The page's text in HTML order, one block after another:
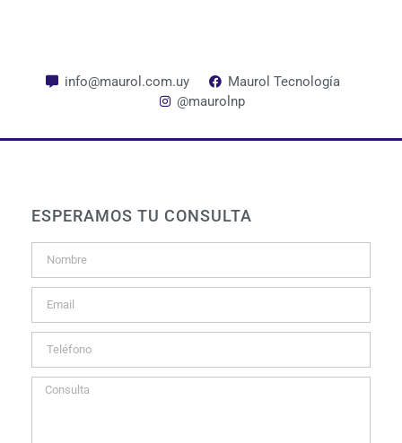
info@maurol.com.uy
Maurol Tecnología
@maurolnp
ESPERAMOS TU CONSULTA